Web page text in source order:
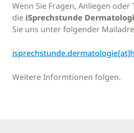
Wenn Sie Fragen, Anliegen
die iSprechstunde
Sie uns unter folgender
Weitere Informtionen folgen.